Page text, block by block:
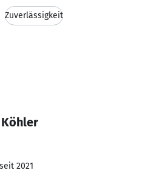
Zuverlässigkeit
2021